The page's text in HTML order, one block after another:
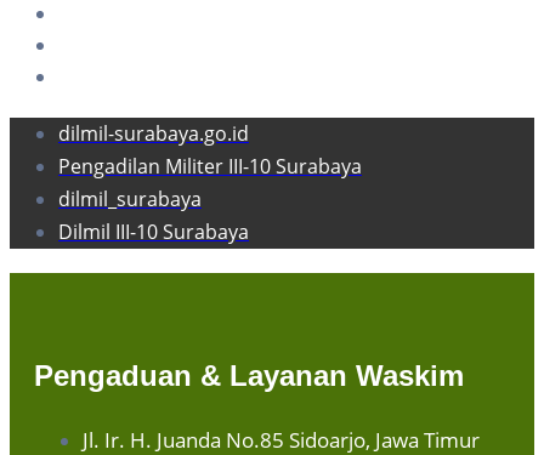
dilmil-surabaya.go.id
Pengadilan Militer III-10 Surabaya
dilmil_surabaya
Dilmil III-10 Surabaya
Pengaduan & Layanan Waskim
Jl. Ir. H. Juanda No.85 Sidoarjo, Jawa Timur